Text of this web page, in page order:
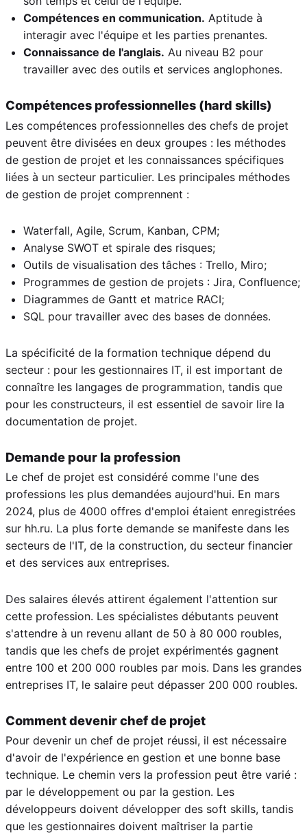
Compétences en communication. Aptitude à
interagir avec l'équipe et les parties prenantes.
Connaissance de l'anglais. Au niveau B2 pour
travailler avec des outils et services anglophones.
Compétences professionnelles (hard skills)
Les compétences professionnelles des chefs de projet
peuvent être divisées en deux groupes : les méthodes
de gestion de projet et les connaissances spécifiques
liées à un secteur particulier. Les principales méthodes
de gestion de projet comprennent :
Waterfall, Agile, Scrum, Kanban, CPM;
Analyse SWOT et spirale des risques;
Outils de visualisation des tâches : Trello, Miro;
Programmes de gestion de projets : Jira, Confluence;
Diagrammes de Gantt et matrice RACI;
SQL pour travailler avec des bases de données.
La spécificité de la formation technique dépend du
secteur : pour les gestionnaires IT, il est important de
connaître les langages de programmation, tandis que
pour les constructeurs, il est essentiel de savoir lire la
documentation de projet.
Demande pour la profession
Le chef de projet est considéré comme l'une des
professions les plus demandées aujourd'hui. En mars
2024, plus de 4000 offres d'emploi étaient enregistrées
sur hh.ru. La plus forte demande se manifeste dans les
secteurs de l'IT, de la construction, du secteur financier
et des services aux entreprises.
Des salaires élevés attirent également l'attention sur
cette profession. Les spécialistes débutants peuvent
s'attendre à un revenu allant de 50 à 80 000 roubles,
tandis que les chefs de projet expérimentés gagnent
entre 100 et 200 000 roubles par mois. Dans les grandes
entreprises IT, le salaire peut dépasser 200 000 roubles.
Comment devenir chef de projet
Pour devenir un chef de projet réussi, il est nécessaire
d'avoir de l'expérience en gestion et une bonne base
technique. Le chemin vers la profession peut être varié :
par le développement ou par la gestion. Les
développeurs doivent développer des soft skills, tandis
que les gestionnaires doivent maîtriser la partie